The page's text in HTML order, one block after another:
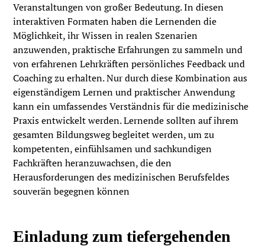
Veranstaltungen von großer Bedeutung. In diesen
interaktiven Formaten haben die Lernenden die
Möglichkeit, ihr Wissen in realen Szenarien
anzuwenden, praktische Erfahrungen zu sammeln und
von erfahrenen Lehrkräften persönliches Feedback und
Coaching zu erhalten. Nur durch diese Kombination aus
eigenständigem Lernen und praktischer Anwendung
kann ein umfassendes Verständnis für die medizinische
Praxis entwickelt werden. Lernende sollten auf ihrem
gesamten Bildungsweg begleitet werden, um zu
kompetenten, einfühlsamen und sachkundigen
Fachkräften heranzuwachsen, die den
Herausforderungen des medizinischen Berufsfeldes
souverän begegnen können
Einladung zum tiefergehenden